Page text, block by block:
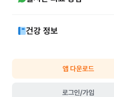
건강 정보
앱 다운로드
로그인/가입